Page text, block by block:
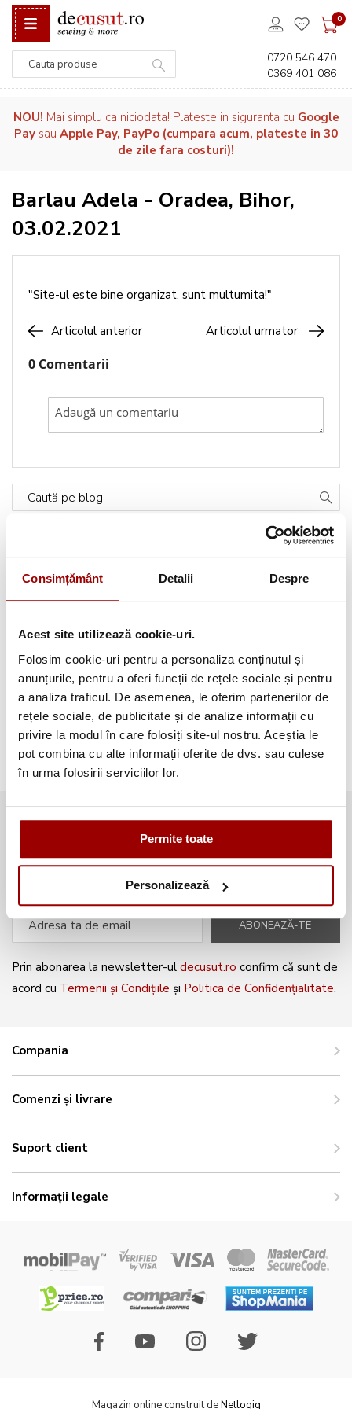
Consimțământ Detalii Despre
Acest site utilizează cookie-uri.
Folosim cookie-uri pentru a personaliza conținutul și
anunțurile, pentru a oferi funcții de rețele sociale și pentru
a analiza traficul. De asemenea, le oferim partenerilor de
rețele sociale, de publicitate și de analize informații cu
privire la modul în care folosiți site-ul nostru. Aceștia le
pot combina cu alte informații oferite de dvs. sau culese
în urma folosirii serviciilor lor.
Permite toate
Personalizează
0
0720 546 470
0369 401 086
NOU! Mai simplu ca niciodata! Plateste in siguranta cu Google
Pay sau Apple Pay, PayPo (cumpara acum, plateste in 30
de zile fara costuri)!
Barlau Adela - Oradea, Bihor,
03.02.2021
"Site-ul este bine organizat, sunt multumita!"
Articolul anterior Articolul urmator
0 Comentarii
Caută pe blog
Categorii
Testimoniale(1493)
Aplicatii textile(123)
Evenimente (66)
Broderii gratuite(103)
Abonează-te la newsletter și fii
mereu la curent cu noile produse și
oferte speciale!
ABONEAZĂ-TE
Prin abonarea la newsletter-ul decusut.ro confirm că sunt de
acord cu Termenii și Condițiile și Politica de Confidențialitate.
Compania
Comenzi și livrare
Suport client
Informații legale
Magazin online construit deNetlogiq